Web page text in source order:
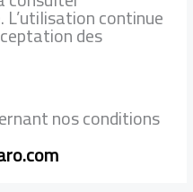
continue
des
nos conditions